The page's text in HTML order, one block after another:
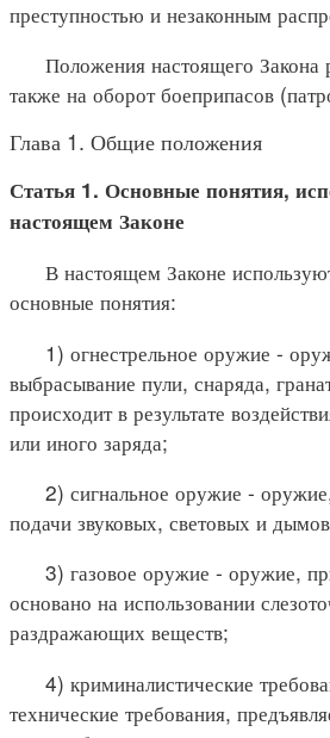
преступностью и незаконным
Положения настоящего Закона
также на оборот боеприпасов
Глава 1. Общие положения
Статья 1. Основные понятия,
настоящем Законе
В настоящем Законе
основные понятия:
1) огнестрельное оружие -
выбрасывание пули, снаряда,
происходит в результате
или иного заряда;
2) сигнальное оружие - оружие,
подачи звуковых, световых и
3) газовое оружие - оружие,
основано на использовании
раздражающих веществ;
4) криминалистические
технические требования,